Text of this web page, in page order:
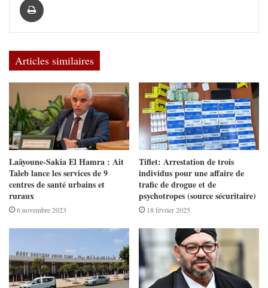
Articles similaires
Laâyoune-Sakia El Hamra : Ait
Taleb lance les services de 9
centres de santé urbains et
ruraux
6 novembre 2023
Tiflet: Arrestation de trois
individus pour une affaire de
trafic de drogue et de
psychotropes (source sécuritaire)
18 février 2025